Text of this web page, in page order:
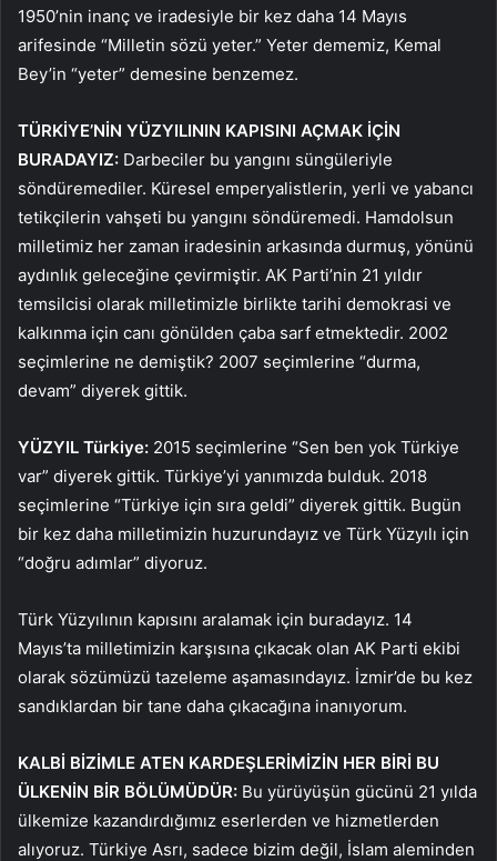
1950’nin inanç ve iradesiyle bir kez daha 14 Mayıs
arifesinde “Milletin sözü yeter.” Yeter dememiz, Kemal
Bey’in “yeter” demesine benzemez.
TÜRKİYE’NİN YÜZYILININ KAPISINI AÇMAK İÇİN
BURADAYIZ: Darbeciler bu yangını süngüleriyle
söndüremediler. Küresel emperyalistlerin, yerli ve yabancı
tetikçilerin vahşeti bu yangını söndüremedi. Hamdolsun
milletimiz her zaman iradesinin arkasında durmuş, yönünü
aydınlık geleceğine çevirmiştir. AK Parti’nin 21 yıldır
temsilcisi olarak milletimizle birlikte tarihi demokrasi ve
kalkınma için canı gönülden çaba sarf etmektedir. 2002
seçimlerine ne demiştik? 2007 seçimlerine “durma,
devam” diyerek gittik.
YÜZYIL Türkiye: 2015 seçimlerine “Sen ben yok Türkiye
var” diyerek gittik. Türkiye’yi yanımızda bulduk. 2018
seçimlerine “Türkiye için sıra geldi” diyerek gittik. Bugün
bir kez daha milletimizin huzurundayız ve Türk Yüzyılı için
“doğru adımlar” diyoruz.
Türk Yüzyılının kapısını aralamak için buradayız. 14
Mayıs’ta milletimizin karşısına çıkacak olan AK Parti ekibi
olarak sözümüzü tazeleme aşamasındayız. İzmir’de bu kez
sandıklardan bir tane daha çıkacağına inanıyorum.
KALBİ BİZİMLE ATEN KARDEŞLERİMİZİN HER BİRİ BU
ÜLKENİN BİR BÖLÜMÜDÜR: Bu yürüyüşün gücünü 21 yılda
ülkemize kazandırdığımız eserlerden ve hizmetlerden
alıyoruz. Türkiye Asrı, sadece bizim değil, İslam aleminden